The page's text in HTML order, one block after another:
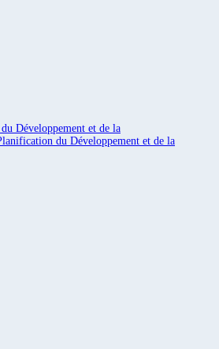
Développement et de la
du Développement et de la